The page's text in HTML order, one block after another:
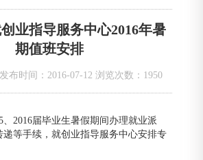
业指导服务中心2016年暑
期值班安排
布时间：2016-07-12 浏览次数： 1950
、2016届毕业生暑假期间办理就业派
递等手续，就创业指导服务中心安排专